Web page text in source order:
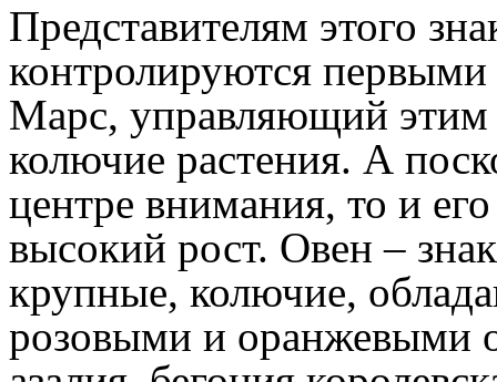
Представителям этого
контролируются
Марс, управляющий этим
колючие растения. А
центре внимания, то и
высокий рост. Овен –
крупные, колючие,
розовыми и оранжевыми